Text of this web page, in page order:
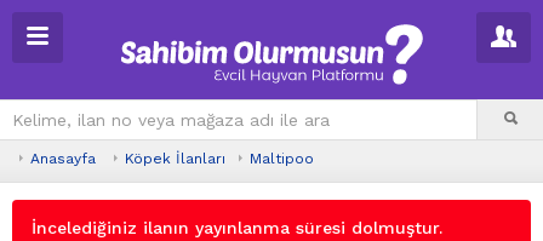
Anasayfa Köpek İlanları Maltipoo
İncelediğiniz ilanın yayınlanma süresi dolmuştur.